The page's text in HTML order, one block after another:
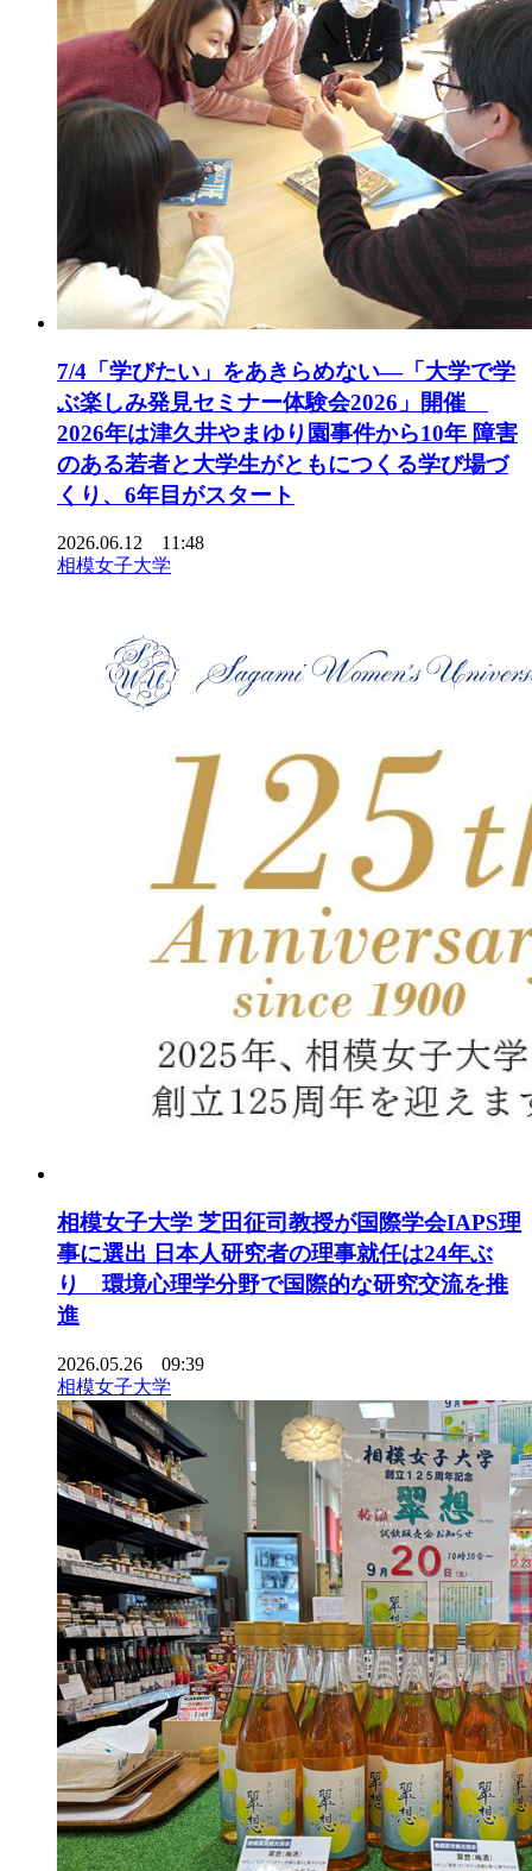
7/4「学びたい」をあきらめない—「大学で学
ぶ楽しみ発見セミナー体験会2026」開催
2026年は津久井やまゆり園事件から10年 障害
のある若者と大学生がともにつくる学び場づ
くり、6年目がスタート
2026.06.12 11:48
相模女子大学
相模女子大学 芝田征司教授が国際学会IAPS理
事に選出 日本人研究者の理事就任は24年ぶ
り 環境心理学分野で国際的な研究交流を推
進
2026.05.26 09:39
相模女子大学